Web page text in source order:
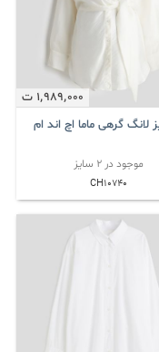
1٬989٬000 ت
لانگ گرهی ماما اچ اند ام
موجود در 2 سایز
CH10740